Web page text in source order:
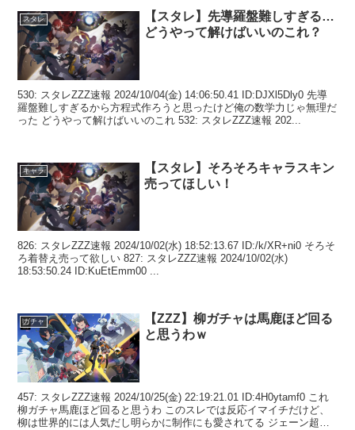
スタレ
【スタレ】先導羅盤難しすぎる…
どうやって解けばいいのこれ？
530: スタレZZZ速報 2024/10/04(金) 14:06:50.41 ID:DJXl5Dly0 先導
羅盤難しすぎるから方程式作ろうと思ったけど俺の数学力じゃ無理だ
った どうやって解けばいいのこれ 532: スタレZZZ速報 202...
キャラ
【スタレ】そろそろキャラスキン
売ってほしい！
826: スタレZZZ速報 2024/10/02(水) 18:52:13.67 ID:/k/XR+ni0 そろそ
ろ着替え売って欲しい 827: スタレZZZ速報 2024/10/02(水)
18:53:50.24 ID:KuEtEmm00 ...
ガチャ
【ZZZ】柳ガチャは馬鹿ほど回る
と思うわｗ
457: スタレZZZ速報 2024/10/25(金) 22:19:21.01 ID:4H0ytamf0 これ
柳ガチャ馬鹿ほど回ると思うわ このスレでは反応イマイチだけど、
柳は世界的には人気だし明らかに制作にも愛されてる ジェーン超え